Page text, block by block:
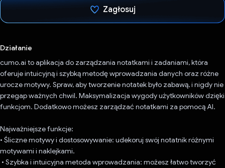
Zagłosuj
Działanie
cumo.ai to aplikacja do zarządzania notatkami i zadaniami, która
oferuje intuicyjną i szybką metodę wprowadzania danych oraz różne
urocze motywy. Spraw, aby tworzenie notatek było zabawą, i nigdy nie
przegap ważnych chwil. Maksymalizacja wygody użytkowników dzięki
funkcjom. Dodatkowo możesz zarządzać notatkami za pomocą AI.
Najważniejsze funkcje:
• Śliczne motywy i dostosowywanie: udekoruj swój notatnik różnymi
motywami i naklejkami.
• Szybka i intuicyjna metoda wprowadzania: możesz łatwo tworzyć